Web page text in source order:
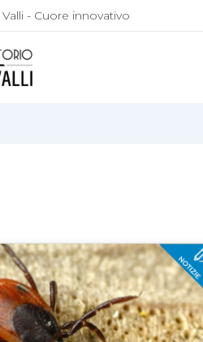
- Cuore innovativo